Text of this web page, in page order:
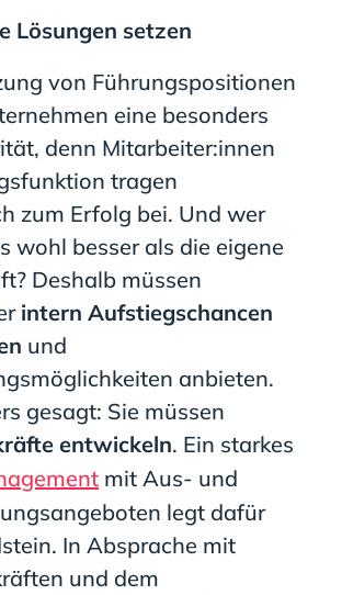
Lösungen setzen
von Führungspositionen
eine besonders
denn Mitarbeiter:innen
tragen
zum Erfolg bei. Und wer
wohl besser als die eigene
Deshalb müssen
intern Aufstiegschancen
und
anbieten.
gesagt: Sie müssen
entwickeln. Ein starkes
mit Aus- und
legt dafür
In Absprache mit
und dem